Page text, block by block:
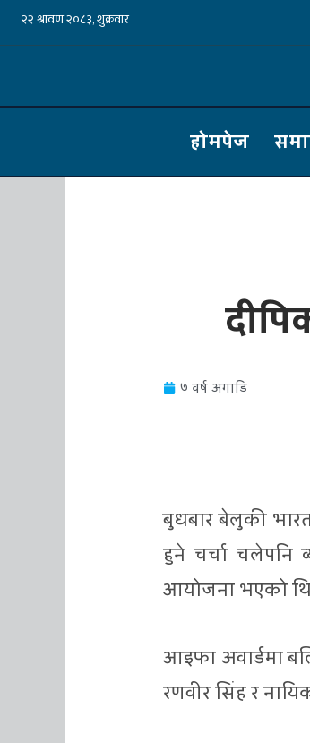
होमपेज
७ वर्ष अगाडि
बुधबार बेलुकी
हुने चर्चा चलेपनि
आयोजना भएको
आइफा अवार्डमा
रणवीर सिंह र